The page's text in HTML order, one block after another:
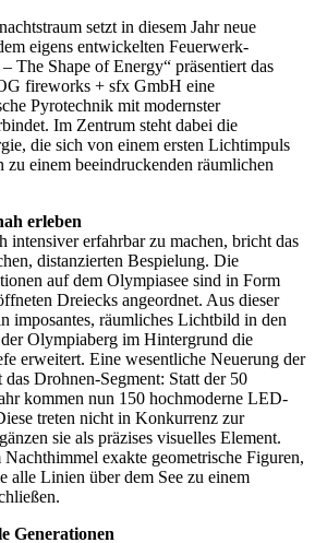
setzt in diesem Jahr neue
eigens entwickelten Feuerwerk-
The Shape of Energy“ präsentiert das
fireworks + sfx GmbH eine
Pyrotechnik mit modernster
Im Zentrum steht dabei die
die sich von einem ersten Lichtimpuls
einem beeindruckenden räumlichen
erleben
intensiver erfahrbar zu machen, bricht das
distanzierten Bespielung. Die
auf dem Olympiasee sind in Form
Dreiecks angeordnet. Aus dieser
imposantes, räumliches Lichtbild in den
Olympiaberg im Hintergrund die
erweitert. Eine wesentliche Neuerung der
Drohnen-Segment: Statt der 50
kommen nun 150 hochmoderne LED-
treten nicht in Konkurrenz zur
sie als präzises visuelles Element.
exakte geometrische Figuren,
alle Linien über dem See zu einem
Generationen